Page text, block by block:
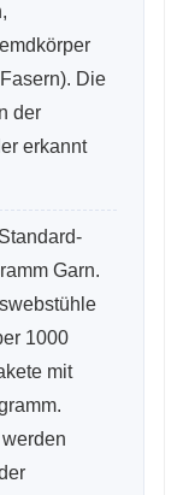
Die
der
erkannt
Garn.
1000
mit